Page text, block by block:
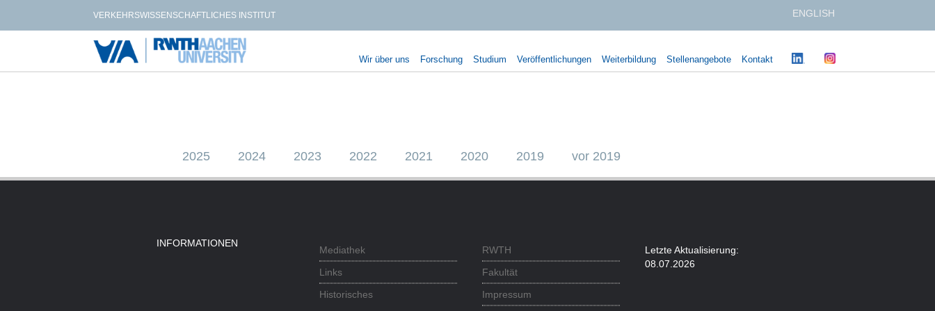
VERKEHRSWISSENSCHAFTLICHES INSTITUT ENGLISH
Wir über uns Forschung Studium Veröffentlichungen Weiterbildung Stellenangebote Kontakt
2025 2024 2023 2022 2021 2020 2019 vor 2019
INFORMATIONEN
Mediathek
Links
Historisches
RWTH
Fakultät
Impressum
Letzte Aktualisierung:
08.07.2026